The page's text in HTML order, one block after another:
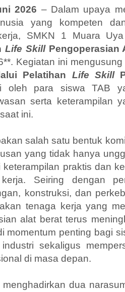
2026 – Dalam upaya
yang kompeten
SMKN 1 Muara Uya
Life SkillPengoperasian
Kegiatan ini
Pelatihan Life Skill
oleh para siswa TAB
serta keterampilan
ini.
salah satu bentuk
yang tidak hanya
keterampilan praktis dan
Seiring dengan
konstruksi, dan
tenaga kerja yang
alat berat terus
momentum penting bagi
sekaligus
di masa depan.
dua